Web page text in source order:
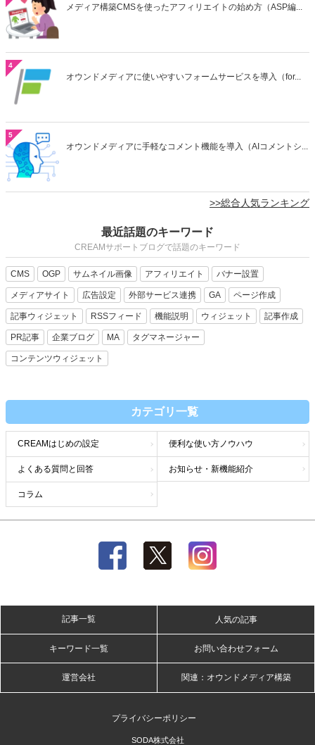
メディア構築CMSを使ったアフィリエイトの始め方（ASP編...
4
オウンドメディアに使いやすいフォームサービスを導入（for...
5
オウンドメディアに手軽なコメント機能を導入（AIコメントシ...
>>総合人気ランキング
最近話題のキーワード
CREAMサポートブログで話題のキーワード
CMS OGP サムネイル画像 アフィリエイト バナー設置
メディアサイト 広告設定 外部サービス連携 GA ページ作成
記事ウィジェット RSSフィード 機能説明 ウィジェット 記事作成
PR記事 企業ブログ MA タグマネージャー
コンテンツウィジェット
カテゴリ一覧
CREAMはじめの設定 便利な使い方ノウハウ
よくある質問と回答 お知らせ・新機能紹介
コラム
記事一覧 人気の記事
キーワード一覧 お問い合わせフォーム
運営会社 関連：オウンドメディア構築
プライバシーポリシー
SODA株式会社